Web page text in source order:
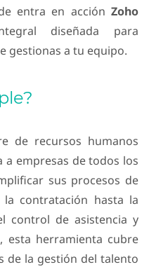
entra en acción Zoho
diseñada para
gestionas a tu equipo.
de recursos humanos
a empresas de todos los
sus procesos de
contratación hasta la
control de asistencia y
esta herramienta cubre
de la gestión del talento